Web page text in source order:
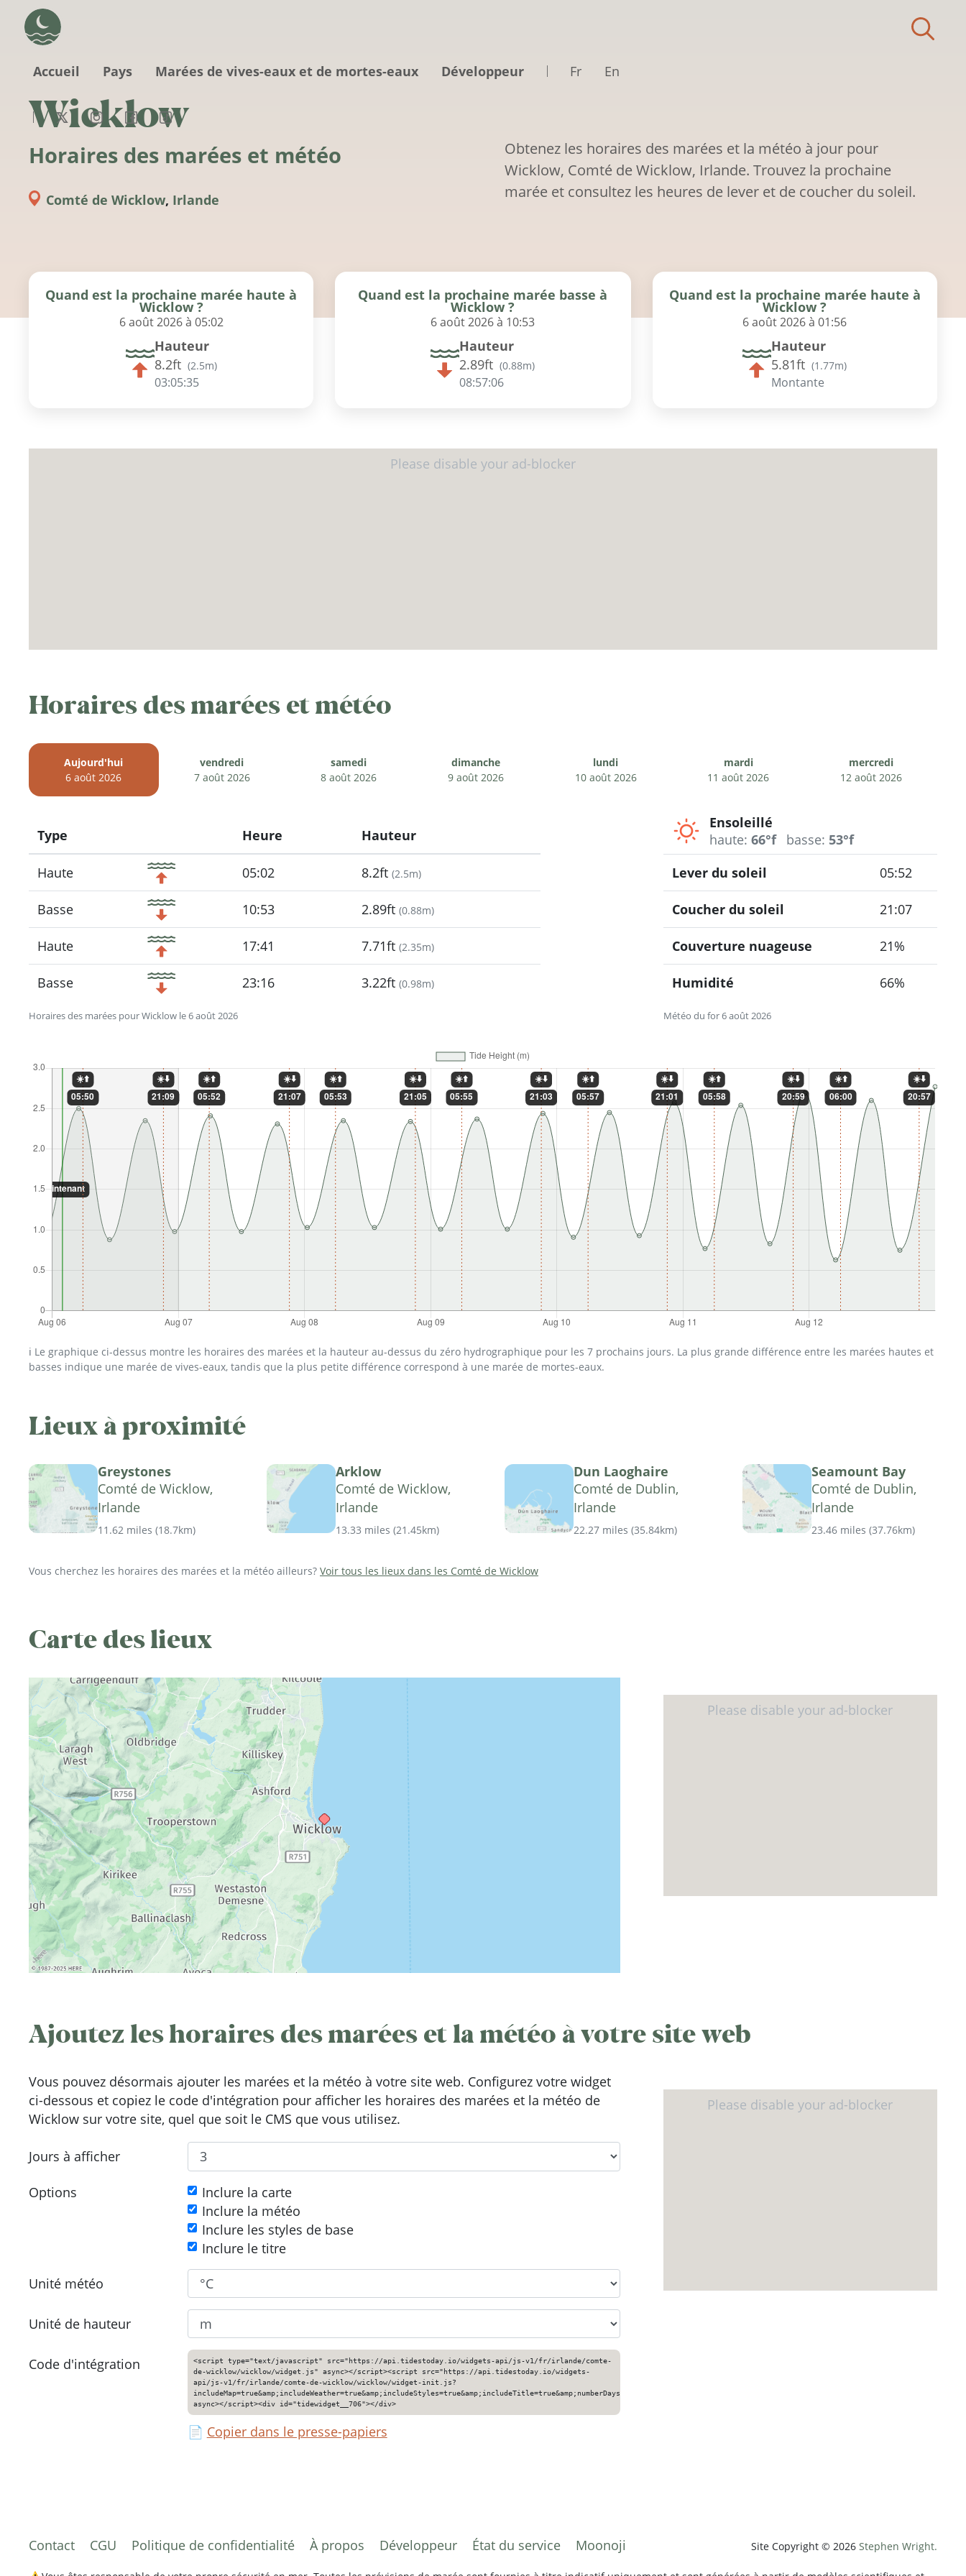
Accueil
Pays Marées de vives-eaux et de mortes-eaux Développeur Fr En
Wicklow
Horaires des marées et météo
Comté de Wicklow, Irlande
Obtenez les horaires des marées et la météo à jour pour
Wicklow, Comté de Wicklow, Irlande. Trouvez la prochaine
marée et consultez les heures de lever et de coucher du soleil.
Quand est la prochaine marée haute à
Wicklow ?
6 août 2026 à 05:02
Hauteur
8.2ft (2.5m)
03:05:34
Quand est la prochaine marée basse à
Wicklow ?
6 août 2026 à 10:53
Hauteur
2.89ft (0.88m)
08:57:05
Quand est la prochaine marée haute à
Wicklow ?
6 août 2026 à 01:56
Hauteur
5.81ft (1.77m)
Montante
Horaires des marées et météo
Aujourd'hui
6 août 2026
vendredi
7 août 2026
samedi
8 août 2026
dimanche
9 août 2026
lundi
10 août 2026
mardi
11 août 2026
mercredi
12 août 2026
Horaires des marées pour Wicklow le 6 août 2026
Type
Icon
Heure Hauteur
Haute 05:02 8.2ft (2.5m)
Basse 10:53 2.89ft (0.88m)
Haute 17:41 7.71ft (2.35m)
Basse 23:16 3.22ft (0.98m)
Ensoleillé
haute: 66°f basse: 53°f
Météo du for 6 août 2026
Lever du soleil 05:52
Coucher du soleil 21:07
Couverture nuageuse 21%
Humidité 66%
ℹ️ Le graphique ci-dessus montre les horaires des marées et la hauteur au-dessus du zéro hydrographique pour les 7 prochains jours. La plus grande différence entre les marées hautes et
basses indique une marée de vives-eaux, tandis que la plus petite différence correspond à une marée de mortes-eaux.
Lieux à proximité
Greystones
Comté de Wicklow,
Irlande
11.62 miles (18.7km)
Arklow
Comté de Wicklow,
Irlande
13.33 miles (21.45km)
Dun Laoghaire
Comté de Dublin,
Irlande
22.27 miles (35.84km)
Seamount Bay
Comté de Dublin,
Irlande
23.46 miles (37.76km)
Vous cherchez les horaires des marées et la météo ailleurs? Voir tous les lieux dans les Comté de Wicklow
Carte des lieux
Ajoutez les horaires des marées et la météo à votre site web
Vous pouvez désormais ajouter les marées et la météo à votre site web. Configurez votre widget
ci-dessous et copiez le code d'intégration pour afficher les horaires des marées et la météo de
Wicklow sur votre site, quel que soit le CMS que vous utilisez.
Jours à afficher
Options
Inclure la carte
Inclure la météo
Inclure les styles de base
Inclure le titre
Unité météo
Unité de hauteur
Code d'intégration
<script type="text/javascript" src="https://api.tidestoday.io/widgets-api/js-v1/fr/irlande/comte-
de-wicklow/wicklow/widget.js" async></script><script src="https://api.tidestoday.io/widgets-
api/js-v1/fr/irlande/comte-de-wicklow/wicklow/widget-init.js?
includeMap=true&amp;includeWeather=true&amp;includeStyles=true&amp;includeTitle=true&amp;numberDays=3&amp;weatherUnit=c&amp;heightUnit=m"
async></script><div id="tidewidget__706"></div>
📄 Copier dans le presse-papiers
Contact CGU Politique de confidentialité À propos Développeur État du service Moonoji Site Copyright © 2026 Stephen Wright.